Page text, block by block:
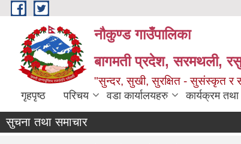
Skip to main content
नौकुण्ड गाउँपालिका
बागमती प्रदेश, सरमथली,
"सुन्दर, सुखी, सुरक्षित - सुसंस्कृत र
गृहपृष्ठ परिचय वडा कार्यालयहरु कार्यक्रम तथा
सुचना तथा समाचार